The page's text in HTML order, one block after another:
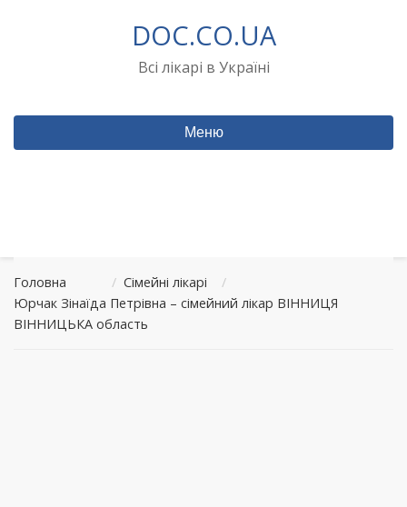
DOC.CO.UA
Всі лікарі в Україні
Меню
Головна / Сімейні лікарі
/
Юрчак Зінаїда Петрівна – сімейний лікар ВІННИЦЯ
ВІННИЦЬКА область